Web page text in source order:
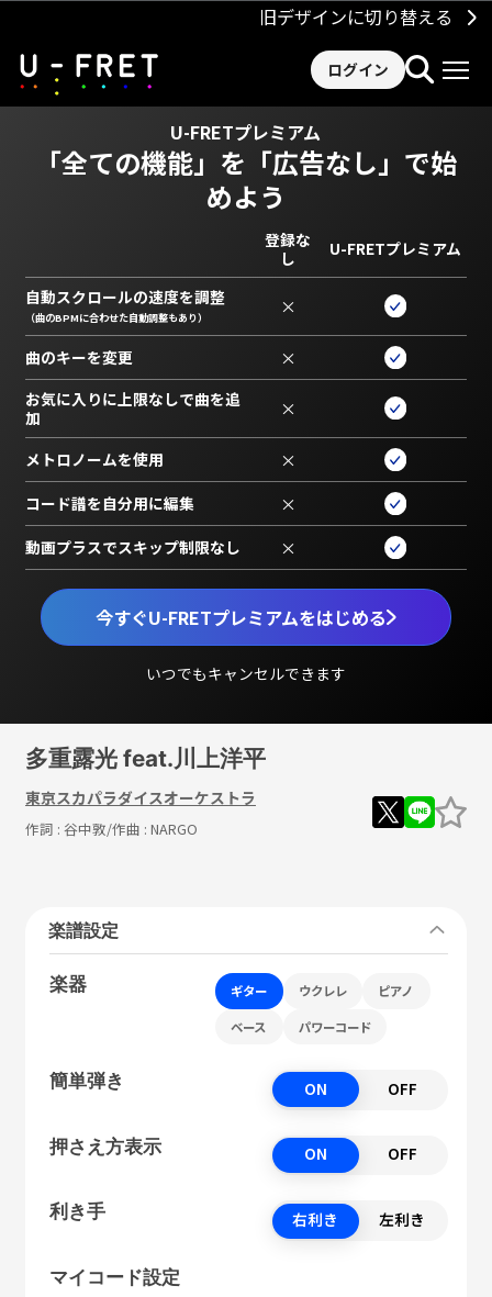
旧デザインに切り替える
ログイン
U-FRETプレミアム
「全ての機能」を 「広告なし」で始
めよう
今すぐU-FRETプレミアムをはじめる
いつでもキャンセルできます
登録な
し
U-FRETプレミアム
自動スクロールの速度を調整
（曲のBPMに合わせた自動調整もあり） ×
曲のキーを変更 ×
お気に入りに上限なしで曲を追
加
×
メトロノームを使用 ×
コード譜を自分用に編集 ×
動画プラスでスキップ制限なし ×
多重露光 feat.川上洋平
東京スカパラダイスオーケストラ
作詞 : 谷中敦/作曲 : NARGO
楽譜設定
楽器 ギター ウクレレ ピアノ
ベース パワーコード
簡単弾き ON OFF
押さえ方表示 ON OFF
利き手 右利き 左利き
マイコード設定